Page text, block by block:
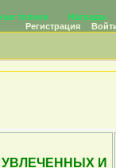
топики Награды
Регистрация
И